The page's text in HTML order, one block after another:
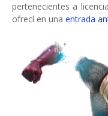
pertenecientes a
ofrecí en una entrada